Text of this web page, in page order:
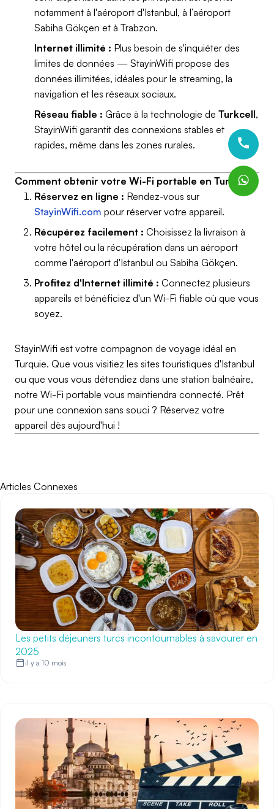
notamment à l'aéroport d'Istanbul, à l’aéroport
Sabiha Gökçen et à Trabzon.
Internet illimité : Plus besoin de s'inquiéter des
limites de données — StayinWifi propose des
données illimitées, idéales pour le streaming, la
navigation et les réseaux sociaux.
Réseau fiable : Grâce à la technologie de Turkcell,
StayinWifi garantit des connexions stables et
rapides, même dans les zones rurales.
Comment obtenir votre Wi-Fi portable en Turquie
Réservez en ligne : Rendez-vous sur
StayinWifi.com pour réserver votre appareil.
Récupérez facilement : Choisissez la livraison à
votre hôtel ou la récupération dans un aéroport
comme l'aéroport d'Istanbul ou Sabiha Gökçen.
Profitez d'Internet illimité : Connectez plusieurs
appareils et bénéficiez d'un Wi-Fi fiable où que vous
soyez.
StayinWifi est votre compagnon de voyage idéal en
Turquie. Que vous visitiez les sites touristiques d'Istanbul
ou que vous vous détendiez dans une station balnéaire,
notre Wi-Fi portable vous maintiendra connecté. Prêt
pour une connexion sans souci ? Réservez votre
appareil dès aujourd'hui !
Articles Connexes
Les petits déjeuners turcs incontournables à savourer en
2025
il y a 10 mois